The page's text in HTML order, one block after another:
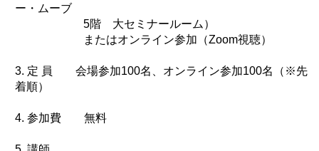
ー・ムーブ
5階 大セミナールーム）
またはオンライン参加（Zoom視聴）
3. 定 員 会場参加100名、オンライン参加100名（※先
着順）
4. 参加費 無料